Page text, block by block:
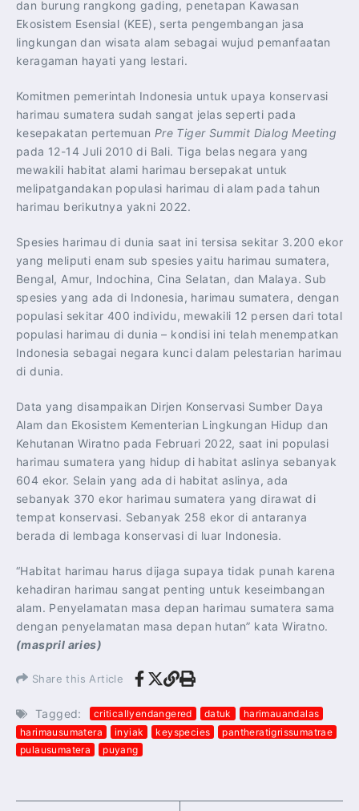
dan burung rangkong gading, penetapan Kawasan
Ekosistem Esensial (KEE), serta pengembangan jasa
lingkungan dan wisata alam sebagai wujud pemanfaatan
keragaman hayati yang lestari.
Komitmen pemerintah Indonesia untuk upaya konservasi
harimau sumatera sudah sangat jelas seperti pada
kesepakatan pertemuan Pre Tiger Summit Dialog Meeting
pada 12-14 Juli 2010 di Bali. Tiga belas negara yang
mewakili habitat alami harimau bersepakat untuk
melipatgandakan populasi harimau di alam pada tahun
harimau berikutnya yakni 2022.
Spesies harimau di dunia saat ini tersisa sekitar 3.200 ekor
yang meliputi enam sub spesies yaitu harimau sumatera,
Bengal, Amur, Indochina, Cina Selatan, dan Malaya. Sub
spesies yang ada di Indonesia, harimau sumatera, dengan
populasi sekitar 400 individu, mewakili 12 persen dari total
populasi harimau di dunia – kondisi ini telah menempatkan
Indonesia sebagai negara kunci dalam pelestarian harimau
di dunia.
Data yang disampaikan Dirjen Konservasi Sumber Daya
Alam dan Ekosistem Kementerian Lingkungan Hidup dan
Kehutanan Wiratno pada Februari 2022, saat ini populasi
harimau sumatera yang hidup di habitat aslinya sebanyak
604 ekor. Selain yang ada di habitat aslinya, ada
sebanyak 370 ekor harimau sumatera yang dirawat di
tempat konservasi. Sebanyak 258 ekor di antaranya
berada di lembaga konservasi di luar Indonesia.
“Habitat harimau harus dijaga supaya tidak punah karena
kehadiran harimau sangat penting untuk keseimbangan
alam. Penyelamatan masa depan harimau sumatera sama
dengan penyelamatan masa depan hutan” kata Wiratno.
(maspril aries)
Share this Article
Tagged: criticallyendangered datuk
harimauandalas
harimausumatera
inyiak keyspecies
pantheratigrissumatrae
pulausumatera
puyang